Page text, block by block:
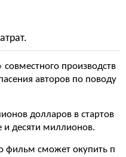
производств
авторов по поводу
долларов в стартов
и десяти миллионов.
фильм сможет окупить п